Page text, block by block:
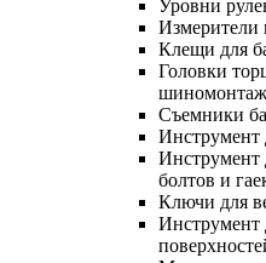
Уровни
Измерители
Клещи для
Головки
Съемники
Инструмент
Инструмент
болтов и
Ключи для
Инструмент